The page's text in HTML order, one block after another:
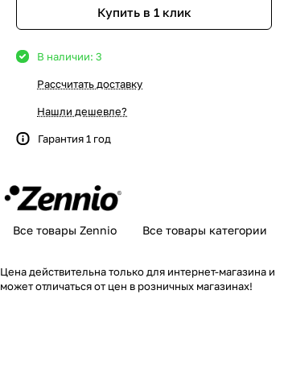
Купить в 1 клик
В наличии: 3
Рассчитать доставку
Нашли дешевле?
Гарантия 1 год
Все товары Zennio Все товары категории
Цена действительна только для интернет-магазина и
может отличаться от цен в розничных магазинах!